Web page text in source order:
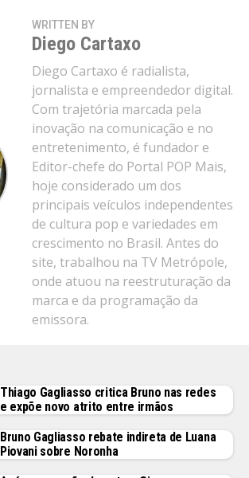
WRITTEN BY
Diego Cartaxo
Diego Cartaxo é radialista,
jornalista e empreendedor digital.
Com trajetória marcada pela
inovação na comunicação e no
entretenimento, é fundador e
Editor-chefe do Portal POP Mais,
hoje considerado um dos
principais veículos independentes
de cultura pop e variedades em
crescimento no Brasil. Antes do
site, trabalhou na TV Metrópole,
onde atuou na reestruturação da
marca e da programação da
emissora.
Thiago Gagliasso critica Bruno nas redes
e expõe novo atrito entre irmãos
Bruno Gagliasso rebate indireta de Luana
Piovani sobre Noronha